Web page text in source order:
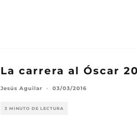
La carrera al Óscar
Jesús Aguilar · 03/03/2016
3 MINUTO DE LECTURA